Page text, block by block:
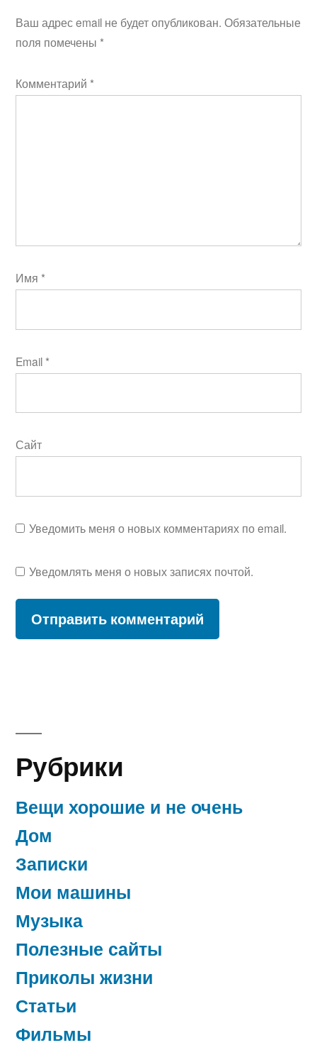
Ваш адрес email не будет опубликован. Обязательные
поля помечены *
Комментарий *
Имя *
Email *
Сайт
Уведомить меня о новых комментариях по email.
Уведомлять меня о новых записях почтой.
Рубрики
Вещи хорошие и не очень
Дом
Записки
Мои машины
Музыка
Полезные сайты
Приколы жизни
Статьи
Фильмы